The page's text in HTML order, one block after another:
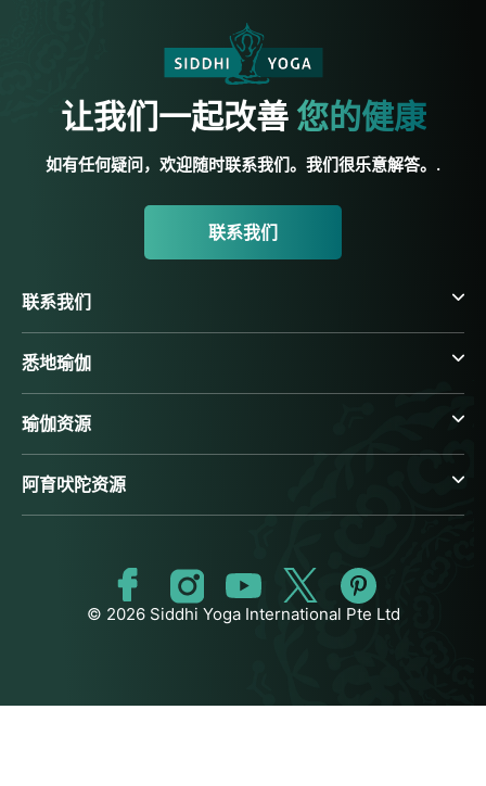
让我们一起改善 您的健康
如有任何疑问，欢迎随时联系我们。我们很乐意解答。.
联系我们
联系我们
悉地瑜伽
瑜伽资源
阿育吠陀资源
© 2026 Siddhi Yoga International Pte Ltd